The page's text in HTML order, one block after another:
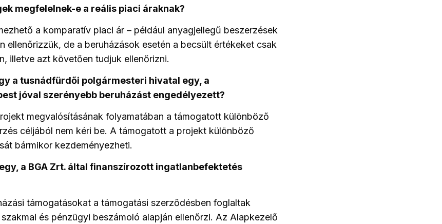
megfelelnek-e a reális piaci áraknak?
a komparatív piaci ár – például anyagjellegű beszerzések
ellenőrizzük, de a beruházások esetén a becsült értékeket csak
illetve azt követően tudjuk ellenőrizni.
a tusnádfürdői polgármesteri hivatal egy, a
jóval szerényebb beruházást engedélyezett?
megvalósításának folyamatában a támogatott különböző
céljából nem kéri be. A támogatott a projekt különböző
bármikor kezdeményezheti.
a BGA Zrt. által finanszírozott ingatlanbefektetés
támogatásokat a támogatási szerződésben foglaltak
és pénzügyi beszámoló alapján ellenőrzi. Az Alapkezelő